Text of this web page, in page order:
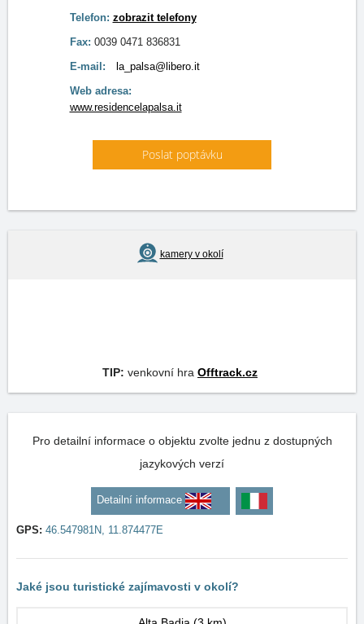
Telefon: zobrazit telefony
Fax: 0039 0471 836831
E-mail:
la_palsa@libero.it
Web adresa:
www.residencelapalsa.it
Poslat poptávku
kamery v okolí
TIP: venkovní hra Offtrack.cz
Pro detailní informace o objektu zvolte jednu z dostupných
jazykových verzí
Detailní informace
GPS: 46.547981N, 11.874477E
Jaké jsou turistické zajímavosti v okolí?